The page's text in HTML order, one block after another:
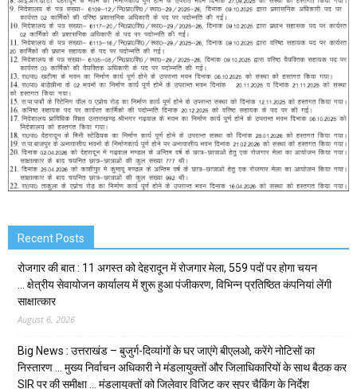
Recent Posts
रोजगार की बात : 11 अगस्त को देहरादून में रोजगार मेला, 559 पदों पर होगा चयन
… क्षेत्रीय सेवायोजन कार्यालय में शुरू हुआ पंजीकरण, विभिन्न प्रतिष्ठित कंपनियां लेंगी
साक्षात्कार
August 6, 2026
Big News : उत्तराखंड – बुजुर्ग-दिव्यांगों के घर जाएंगे बीएलओ, करेंगे नोटिसों का
निस्तारण … मुख्य निर्वाचन अधिकारी ने मंडलायुक्तों और जिलाधिकारियों के साथ बैठक कर
SIR पर की समीक्षा … मंडलायुक्तों को जिलेवार विजिट कर सुपर चैकिंग के निर्देश